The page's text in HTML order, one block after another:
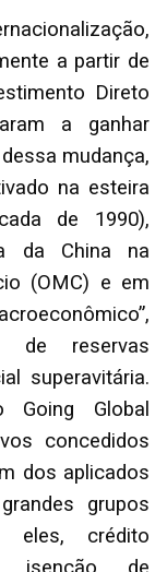
a partir de
Direto
a ganhar
mudança,
na esteira
de 1990),
da China na
(OMC) e em
de reservas
superavitária.
Global
concedidos
dos aplicados
grupos
eles, crédito